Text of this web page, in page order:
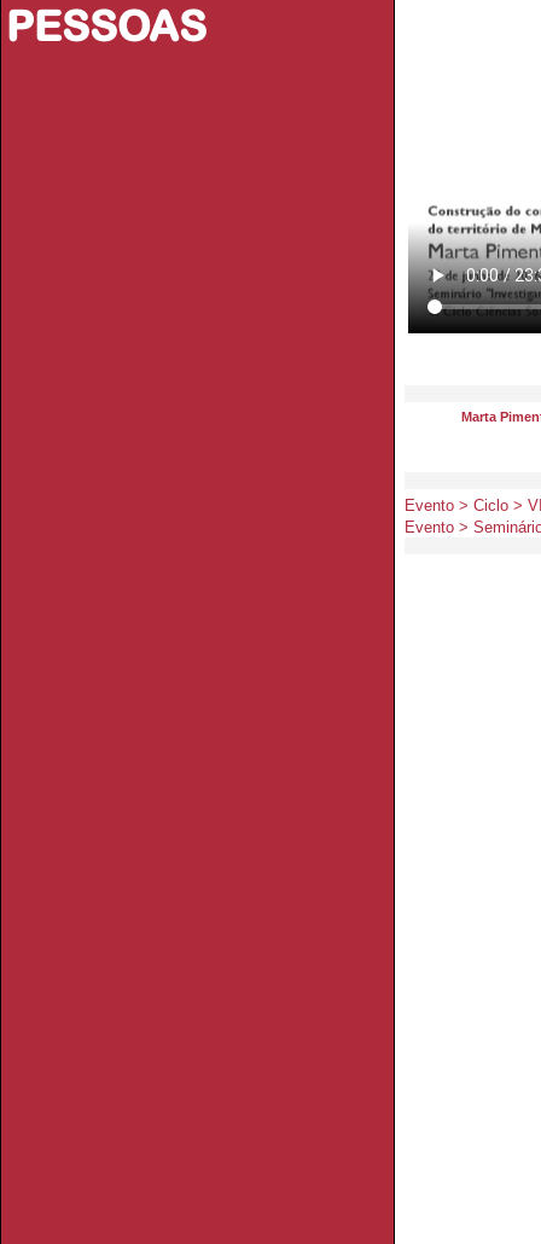
PESSOAS
Marta
Evento > Ciclo >
Evento >